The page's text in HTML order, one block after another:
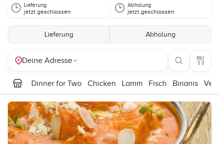
Lieferung
jetzt geschlossen
Abholung
jetzt geschlossen
Lieferung Abholung
Deine Adresse
Dinner for Two Chicken Lamm Fisch Birianis